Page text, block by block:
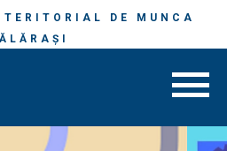
TERITORIAL DE MUNCA